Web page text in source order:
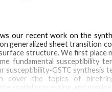
our recent work on the
generalized sheet transition
structure. We first place
fundamental susceptibility
susceptibility-GSTC synthesis
cover the topics of
spatial processing, and